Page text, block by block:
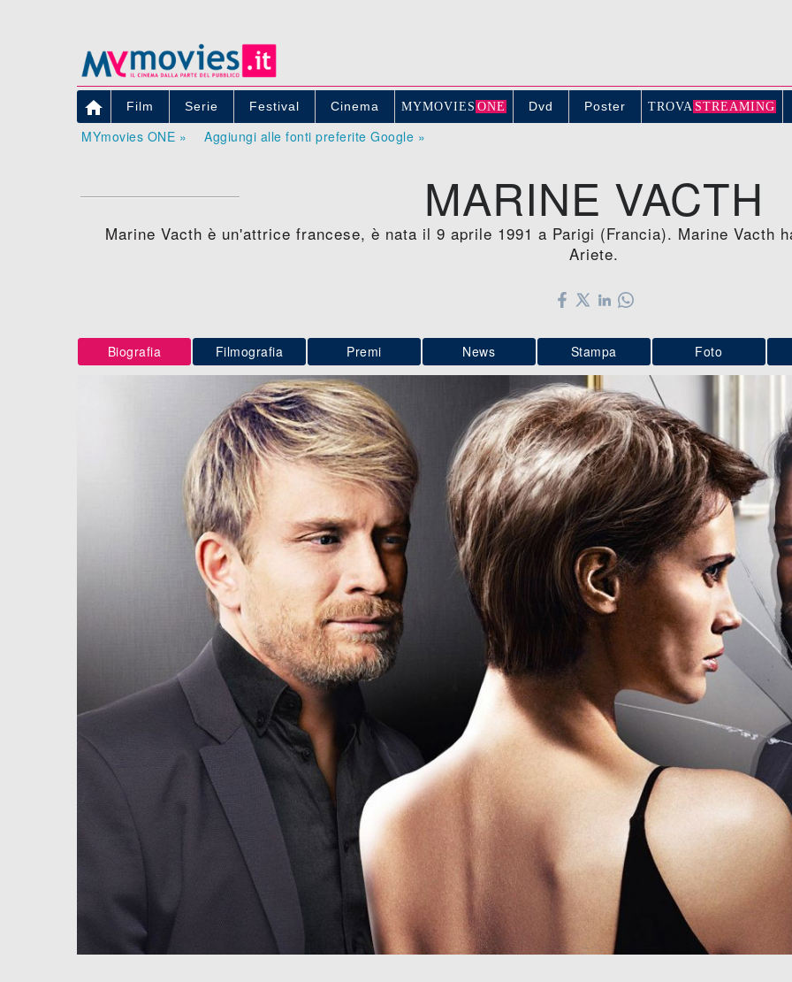
 Film Serie Festival Cinema MYMOVIE S ONE Dvd Poster TROVA STREAMING
MYmovies ONE » Aggiungi alle fonti preferite Google »
MARINE VACTH
Marine Vacth è un'attrice francese, è nata il 9 aprile 1991 a Parigi (Francia). Marine Vacth
Ariete.
Biografia Filmografia Premi News Stampa Foto